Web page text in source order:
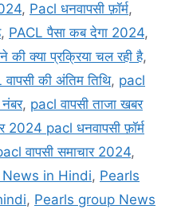
, Pacl धनवापसी फ़ॉर्म,
, PACL पैसा कब देगा 2024,
की क्या प्रक्रिया चल रही है,
की अंतिम तिथि, pacl
, pacl वापसी ताजा खबर
2024 pacl धनवापसी फ़ॉर्म
वापसी समाचार 2024,
in Hindi, Pearls
, Pearls group News